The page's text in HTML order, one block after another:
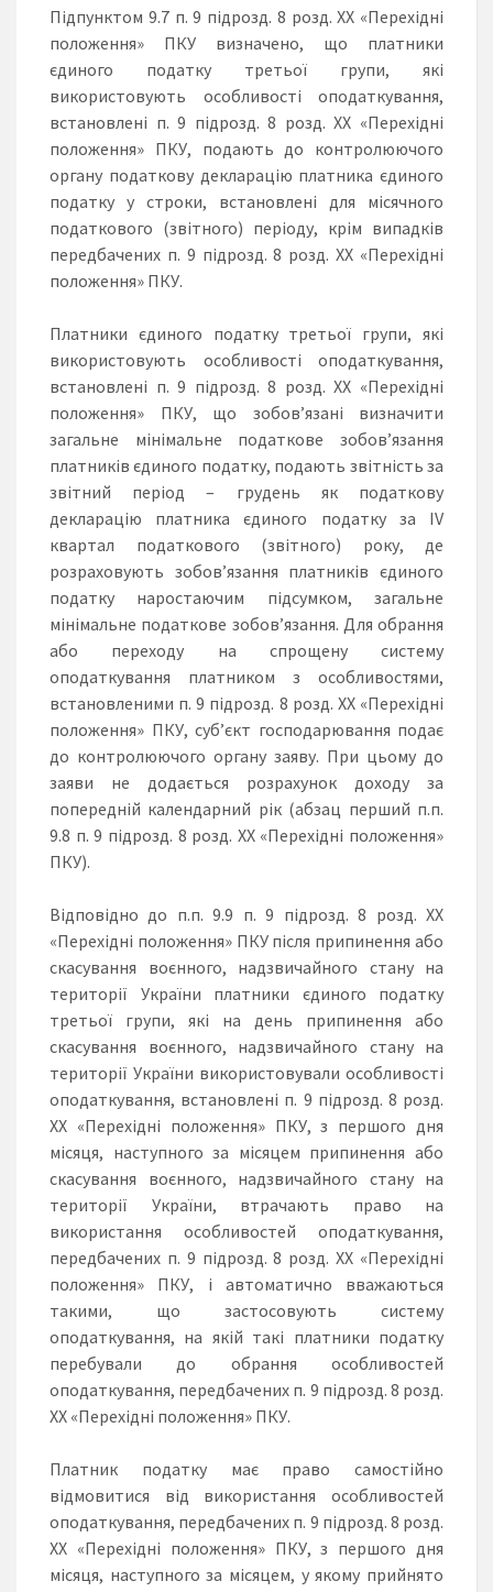
Підпунктом 9.7 п. 9 підрозд. 8 розд. ХХ «Перехідні
положення» ПКУ визначено, що платники
єдиного податку третьої групи, які
використовують особливості оподаткування,
встановлені п. 9 підрозд. 8 розд. ХХ «Перехідні
положення» ПКУ, подають до контролюючого
органу податкову декларацію платника єдиного
податку у строки, встановлені для місячного
податкового (звітного) періоду, крім випадків
передбачених п. 9 підрозд. 8 розд. ХХ «Перехідні
положення» ПКУ.
Платники єдиного податку третьої групи, які
використовують особливості оподаткування,
встановлені п. 9 підрозд. 8 розд. ХХ «Перехідні
положення» ПКУ, що зобов’язані визначити
загальне мінімальне податкове зобов’язання
платників єдиного податку, подають звітність за
звітний період – грудень як податкову
декларацію платника єдиного податку за IV
квартал податкового (звітного) року, де
розраховують зобов’язання платників єдиного
податку наростаючим підсумком, загальне
мінімальне податкове зобов’язання. Для обрання
або переходу на спрощену систему
оподаткування платником з особливостями,
встановленими п. 9 підрозд. 8 розд. ХХ «Перехідні
положення» ПКУ, суб’єкт господарювання подає
до контролюючого органу заяву. При цьому до
заяви не додається розрахунок доходу за
попередній календарний рік (абзац перший п.п.
9.8 п. 9 підрозд. 8 розд. ХХ «Перехідні положення»
ПКУ).
Відповідно до п.п. 9.9 п. 9 підрозд. 8 розд. ХХ
«Перехідні положення» ПКУ після припинення або
скасування воєнного, надзвичайного стану на
території України платники єдиного податку
третьої групи, які на день припинення або
скасування воєнного, надзвичайного стану на
території України використовували особливості
оподаткування, встановлені п. 9 підрозд. 8 розд.
ХХ «Перехідні положення» ПКУ, з першого дня
місяця, наступного за місяцем припинення або
скасування воєнного, надзвичайного стану на
території України, втрачають право на
використання особливостей оподаткування,
передбачених п. 9 підрозд. 8 розд. ХХ «Перехідні
положення» ПКУ, і автоматично вважаються
такими, що застосовують систему
оподаткування, на якій такі платники податку
перебували до обрання особливостей
оподаткування, передбачених п. 9 підрозд. 8 розд.
ХХ «Перехідні положення» ПКУ.
Платник податку має право самостійно
відмовитися від використання особливостей
оподаткування, передбачених п. 9 підрозд. 8 розд.
ХХ «Перехідні положення» ПКУ, з першого дня
місяця, наступного за місяцем, у якому прийнято